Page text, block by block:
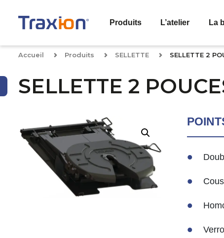
Produits L’atelier La
Accueil Produits SELLETTE SELLETTE 2
SELLETTE 2